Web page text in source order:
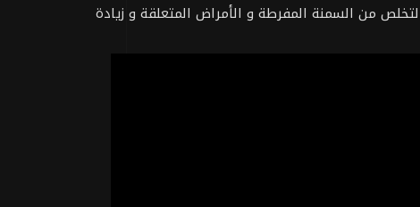
من السمنة المفرطة و الأمراض المتعلقة و زيادة